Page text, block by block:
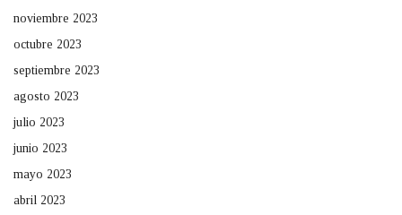
noviembre 2023
octubre 2023
septiembre 2023
agosto 2023
julio 2023
junio 2023
mayo 2023
abril 2023